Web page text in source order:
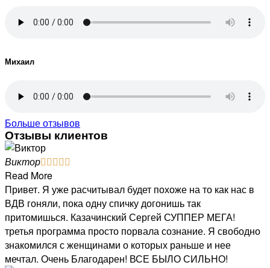
Михаил
Больше отзывов
Отзывы клиентов
Виктор    
Read More
Привет. Я уже расчитывал будет похоже на то как нас в
ВДВ гоняли, пока одну спичку догонишь так
притомишься. Казачинский Сергей СУППЕР МЕГА!
третья программа просто порвала сознание. Я свободно
знакомился с женщинами о которых раньше и нее
мечтал. Очень Благодарен! ВСЕ БЫЛО СИЛЬНО!